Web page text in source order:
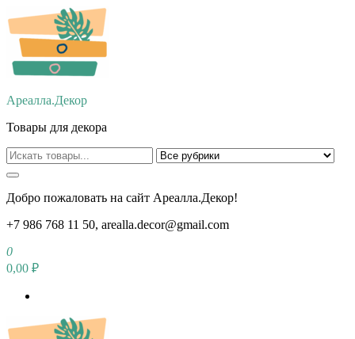
Перейти
к
содержимому
Ареалла.Декор
Товары для декора
Добро пожаловать на сайт Ареалла.Декор!
+7 986 768 11 50, arealla.decor@gmail.com
0
0,00 ₽